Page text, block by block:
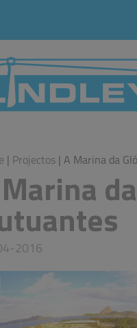
| Projectos | A Marina da
2016